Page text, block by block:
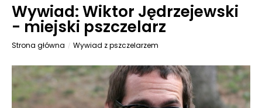
Wywiad: Wiktor Jędrzejewski
- miejski pszczelarz
Strona główna Wywiad z pszczelarzem